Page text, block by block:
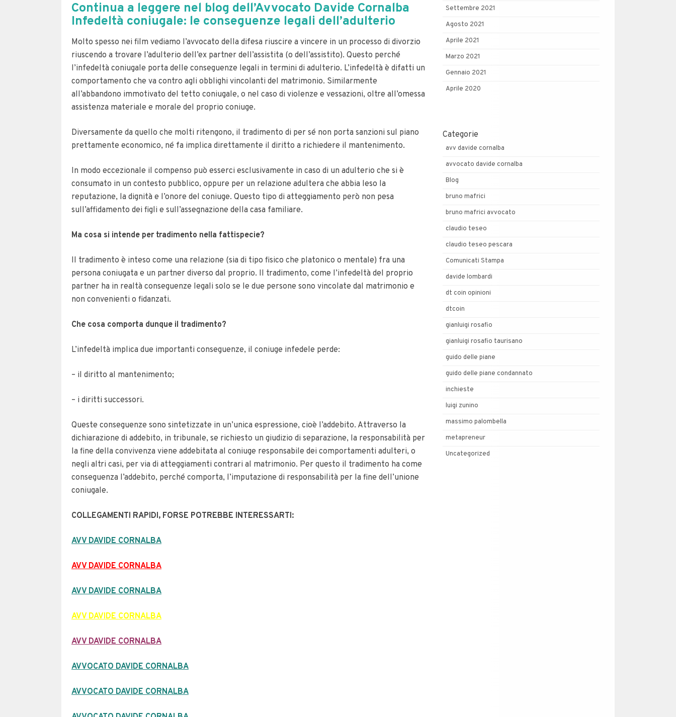
Continua a leggere nel blog dell’Avvocato Davide Cornalba
Infedeltà coniugale: le conseguenze legali dell’adulterio
Molto spesso nei film vediamo l’avvocato della difesa riuscire a vincere in un processo di divorzio
riuscendo a trovare l’adulterio dell’ex partner dell’assistita (o dell’assistito). Questo perché
l’infedeltà coniugale porta delle conseguenze legali in termini di adulterio. L’infedeltà è difatti un
comportamento che va contro agli obblighi vincolanti del matrimonio. Similarmente
all’abbandono immotivato del tetto coniugale, o nel caso di violenze e vessazioni, oltre all’omessa
assistenza materiale e morale del proprio coniuge.
Diversamente da quello che molti ritengono, il tradimento di per sé non porta sanzioni sul piano
prettamente economico, né fa implica direttamente il diritto a richiedere il mantenimento.
In modo eccezionale il compenso può esserci esclusivamente in caso di un adulterio che si è
consumato in un contesto pubblico, oppure per un relazione adultera che abbia leso la
reputazione, la dignità e l’onore del coniuge. Questo tipo di atteggiamento però non pesa
sull’affidamento dei figli e sull’assegnazione della casa familiare.
Ma cosa si intende per tradimento nella fattispecie?
Il tradimento è inteso come una relazione (sia di tipo fisico che platonico o mentale) fra una
persona coniugata e un partner diverso dal proprio. Il tradimento, come l’infedeltà del proprio
partner ha in realtà conseguenze legali solo se le due persone sono vincolate dal matrimonio e
non convenienti o fidanzati.
Che cosa comporta dunque il tradimento?
L’infedeltà implica due importanti conseguenze, il coniuge infedele perde:
– il diritto al mantenimento;
– i diritti successori.
Queste conseguenze sono sintetizzate in un’unica espressione, cioè l’addebito. Attraverso la
dichiarazione di addebito, in tribunale, se richiesto un giudizio di separazione, la responsabilità per
la fine della convivenza viene addebitata al coniuge responsabile dei comportamenti adulteri, o
negli altri casi, per via di atteggiamenti contrari al matrimonio. Per questo il tradimento ha come
conseguenza l’addebito, perché comporta, l’imputazione di responsabilità per la fine dell’unione
coniugale.
COLLEGAMENTI RAPIDI, FORSE POTREBBE INTERESSARTI:
AVV DAVIDE CORNALBA
AVV DAVIDE CORNALBA
AVV DAVIDE CORNALBA
AVV DAVIDE CORNALBA
AVV DAVIDE CORNALBA
AVVOCATO DAVIDE CORNALBA
AVVOCATO DAVIDE CORNALBA
Settembre 2021
Agosto 2021
Aprile 2021
Marzo 2021
Gennaio 2021
Aprile 2020
Categorie
avv davide cornalba
avvocato davide cornalba
Blog
bruno mafrici
bruno mafrici avvocato
claudio teseo
claudio teseo pescara
Comunicati Stampa
davide lombardi
dt coin opinioni
dtcoin
gianluigi rosafio
gianluigi rosafio taurisano
guido delle piane
guido delle piane condannato
inchieste
luigi zunino
massimo palombella
metapreneur
Uncategorized